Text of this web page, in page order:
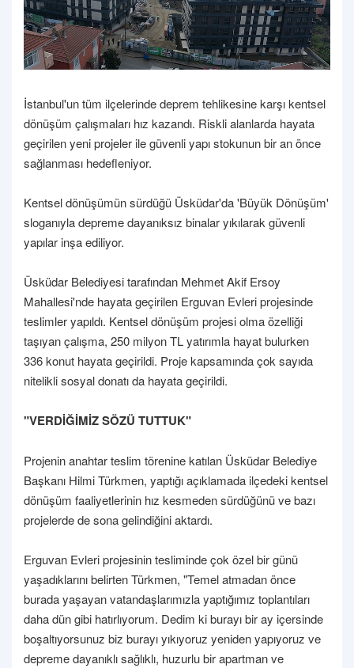
İstanbul'un tüm ilçelerinde deprem tehlikesine karşı kentsel
dönüşüm çalışmaları hız kazandı. Riskli alanlarda hayata
geçirilen yeni projeler ile güvenli yapı stokunun bir an önce
sağlanması hedefleniyor.
Kentsel dönüşümün sürdüğü Üsküdar'da 'Büyük Dönüşüm'
sloganıyla depreme dayanıksız binalar yıkılarak güvenli
yapılar inşa ediliyor.
Üsküdar Belediyesi tarafından Mehmet Akif Ersoy
Mahallesi'nde hayata geçirilen Erguvan Evleri projesinde
teslimler yapıldı. Kentsel dönüşüm projesi olma özelliği
taşıyan çalışma, 250 milyon TL yatırımla hayat bulurken
336 konut hayata geçirildi. Proje kapsamında çok sayıda
nitelikli sosyal donatı da hayata geçirildi.
"VERDİĞİMİZ SÖZÜ TUTTUK"
Projenin anahtar teslim törenine katılan Üsküdar Belediye
Başkanı Hilmi Türkmen, yaptığı açıklamada ilçedeki kentsel
dönüşüm faaliyetlerinin hız kesmeden sürdüğünü ve bazı
projelerde de sona gelindiğini aktardı.
Erguvan Evleri projesinin tesliminde çok özel bir günü
yaşadıklarını belirten Türkmen, "Temel atmadan önce
burada yaşayan vatandaşlarımızla yaptığımız toplantıları
daha dün gibi hatırlıyorum. Dedim ki burayı bir ay içersinde
boşaltıyorsunuz biz burayı yıkıyoruz yeniden yapıyoruz ve
depreme dayanıklı sağlıklı, huzurlu bir apartman ve